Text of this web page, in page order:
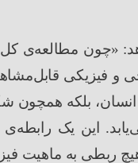
:
«چون مطالعهی کل
و فیزیکی قابل
بلکه همچون
یابد. این یک رابطهی
ربطی به ماهیت